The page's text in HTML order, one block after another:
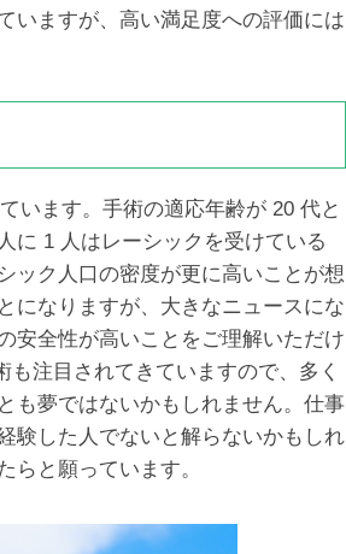
いますが、高い満足度への評価には
います。手術の適応年齢が 20 代と
に 1 人はレーシックを受けている
ック人口の密度が更に高いことが想
になりますが、大きなニュースにな
安全性が高いことをご理解いただけ
注目されてきていますので、多く
も夢ではないかもしれません。仕事
験した人でないと解らないかもしれ
らと願っています。